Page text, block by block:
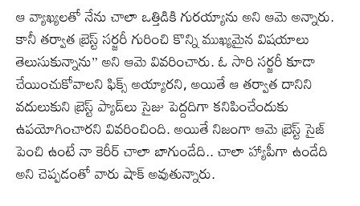
ఆ వ్యాఖ్యలతో నేను చాలా ఒత్తిడికి గురయ్యాను అని ఆమె అన్నారు.
కానీ తర్వాత బ్రెస్ట్ సర్జరీ గురించి కొన్ని ముఖ్యమైన విషయాలు
తెలుసుకున్నాను” అని ఆమె వివరించారు. ఓ సారి సర్జరీ కూడా
చేయించుకోవాలని ఫిక్స్ అయ్యారని, అయితే ఆ తర్వాత దానిని
వదులుకుని బ్రెస్ట్ ప్యాడ్‌లు సైజు పెద్దదిగా కనిపించేందుకు
ఉపయోగించారని వివరించింది. అయితే నిజంగా ఆమె బ్రెస్ట్ సైజ్
పెంచి ఉంటే నా కెరీర్ చాలా బాగుండేది.. చాలా హ్యాపీగా ఉండేది
అని చెప్పడంతో వారు షాక్ అవుతున్నారు.